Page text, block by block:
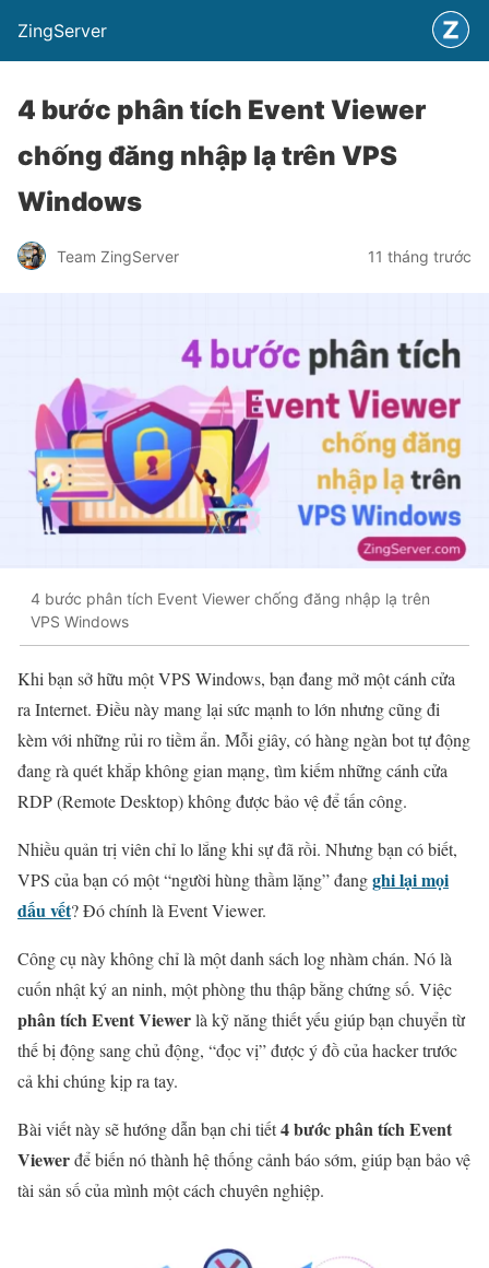
ZingServer
4 bước phân tích Event Viewer
chống đăng nhập lạ trên VPS
Windows
Team ZingServer 11 tháng trước
4 bước phân tích Event Viewer chống đăng nhập lạ trên
VPS Windows
Khi bạn sở hữu một VPS Windows, bạn đang mở một cánh cửa
ra Internet. Điều này mang lại sức mạnh to lớn nhưng cũng đi
kèm với những rủi ro tiềm ẩn. Mỗi giây, có hàng ngàn bot tự động
đang rà quét khắp không gian mạng, tìm kiếm những cánh cửa
RDP (Remote Desktop) không được bảo vệ để tấn công.
Nhiều quản trị viên chỉ lo lắng khi sự đã rồi. Nhưng bạn có biết,
VPS của bạn có một “người hùng thầm lặng” đangghi lại mọi
dấu vết? Đó chính là Event Viewer.
Công cụ này không chỉ là một danh sách log nhàm chán. Nó là
cuốn nhật ký an ninh, một phòng thu thập bằng chứng số. Việc
phân tích Event Viewerlà kỹ năng thiết yếu giúp bạn chuyển từ
thế bị động sang chủ động, “đọc vị” được ý đồ của hacker trước
cả khi chúng kịp ra tay.
Bài viết này sẽ hướng dẫn bạn chi tiết4 bước phân tích Event
Viewerđể biến nó thành hệ thống cảnh báo sớm, giúp bạn bảo vệ
tài sản số của mình một cách chuyên nghiệp.